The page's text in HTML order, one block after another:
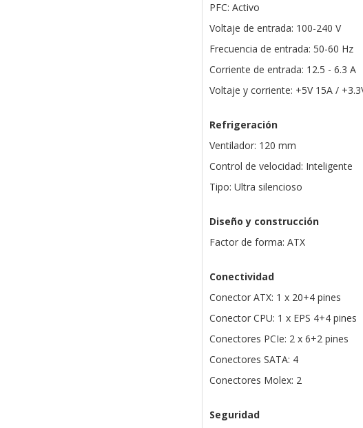
PFC: Activo
Voltaje de entrada: 100-240 V
Frecuencia de entrada: 50-60 Hz
Corriente de entrada: 12.5 - 6.3 A
Voltaje y corriente: +5V 15A /
Refrigeración
Ventilador: 120 mm
Control de velocidad: Inteligente
Tipo: Ultra silencioso
Diseño y construcción
Factor de forma: ATX
Conectividad
Conector ATX: 1 x 20+4 pines
Conector CPU: 1 x EPS 4+4 pines
Conectores PCIe: 2 x 6+2 pines
Conectores SATA: 4
Conectores Molex: 2
Seguridad